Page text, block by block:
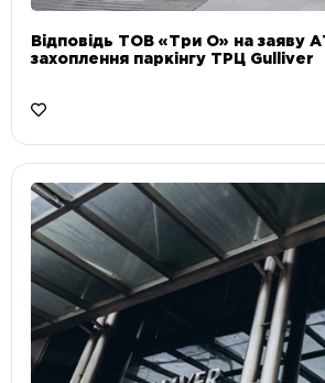
Відповідь ТОВ «Три О» на
захоплення паркінгу ТРЦ Gulliver